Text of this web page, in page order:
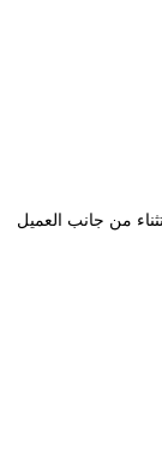
من جانب العميل